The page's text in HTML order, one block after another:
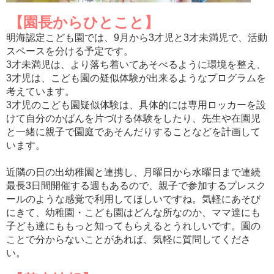
【園長からひとこと】
明海認定こども園では、9月から3才児と3才未満児で、活動
スペースを分ける予定です。
3才未満児は、より落ち着いてあそべるように環境を整え、
3才児は、こども園の疑似体験が出来るようなプログラムを
考えています。
3才児のこども園疑似体験は、具体的には専用ロッカーを設
けて自分のかばんを片づける体験をしたり、先生や在園児
と一緒に親子で園庭であそんだりすることなどを計画して
います。
近隣の日の出幼稚園と連携し、月曜日から水曜日まで連続
最長3日間開催する週もあるので、親子で参加するプレスク
ールのような感覚で利用してほしいですね。気軽にあそび
にきて、幼稚園・こども園はどんな所なのか、ママ達にも
子ども達にももっと知ってもらえるとうれしいです。園の
ことで分からないことがあれば、気軽に質問してくださ
い。